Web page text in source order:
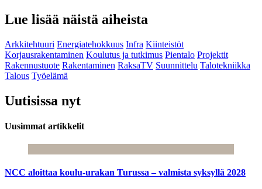
Lue lisää näistä aiheista
Arkkitehtuuri Energiatehokkuus Infra Kiinteistöt
Korjausrakentaminen Koulutus ja tutkimus Pientalo Projektit
Rakennustuote Rakentaminen RaksaTV Suunnittelu Talotekniikka
Talous Työelämä
Uutisissa nyt
Uusimmat artikkelit
NCC aloittaa koulu-urakan Turussa – valmista syksyllä 2028